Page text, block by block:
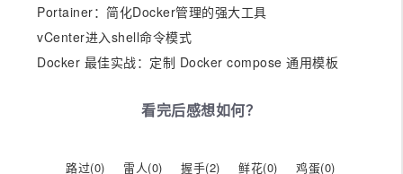
Portainer：简化Docker管理的强大工具
vCenter进入shell命令模式
Docker 最佳实战：定制 Docker compose 通用模板
看完后感想如何？
路过(0) 雷人(0) 握手(2) 鲜花(0) 鸡蛋(0)